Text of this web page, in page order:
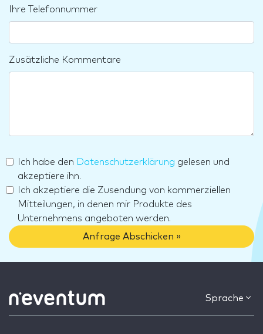
Ihre Telefonnummer
Zusätzliche Kommentare
Ich habe den Datenschutzerklärung gelesen und
akzeptiere ihn.
Ich akzeptiere die Zusendung von kommerziellen
Mitteilungen, in denen mir Produkte des
Unternehmens angeboten werden.
Anfrage Abschicken »
Sprache